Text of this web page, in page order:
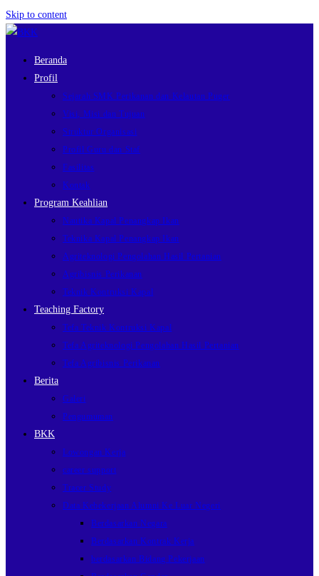
Skip to content
Beranda
Profil
Sejarah SMK Perikanan dan Kelautan Puger
Visi, Misi dan Tujuan
Struktur Organisasi
Profil Guru dan Staf
Fasilitas
Kontak
Program Keahlian
Nautika Kapal Penangkap Ikan
Teknika Kapal Penangkap Ikan
Agriteknologi Pengolahan Hasil Pertanian
Agribisnis Perikanan
Teknik Kontruksi Kapal
Teaching Factory
Tefa Teknik Kontruksi Kapal
Tefa Agriteknologi Pengolahan Hasil Pertanian
Tefa Agribisnis Perikanan
Berita
Galeri
Pengumuman
BKK
Lowongan Kerja
career support
Tracer Study
Data Kebekerjaan Alumni Ke Luar Negeri
Berdasarkan Negara
Berdasarkan Kontrak Kerja
berdasarkan Bidang Pekerjaan